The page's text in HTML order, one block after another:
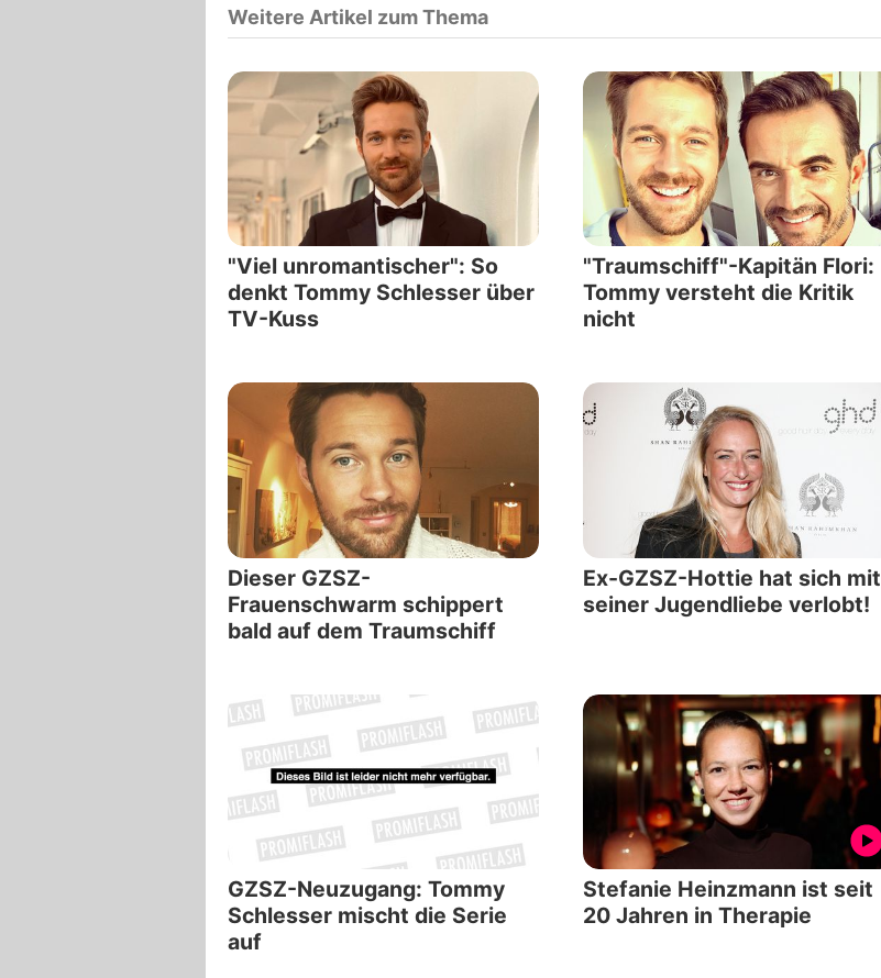
Weitere Artikel zum Thema
"Viel unromantischer": So
denkt Tommy Schlesser über
TV-Kuss
"Traumschiff"-Kapitän Flori:
Tommy versteht die Kritik
nicht
Dieser GZSZ-
Frauenschwarm schippert
bald auf dem Traumschiff
Ex-GZSZ-Hottie hat sich mit
seiner Jugendliebe verlobt!
GZSZ-Neuzugang: Tommy
Schlesser mischt die Serie
auf
Stefanie Heinzmann ist seit
20 Jahren in Therapie